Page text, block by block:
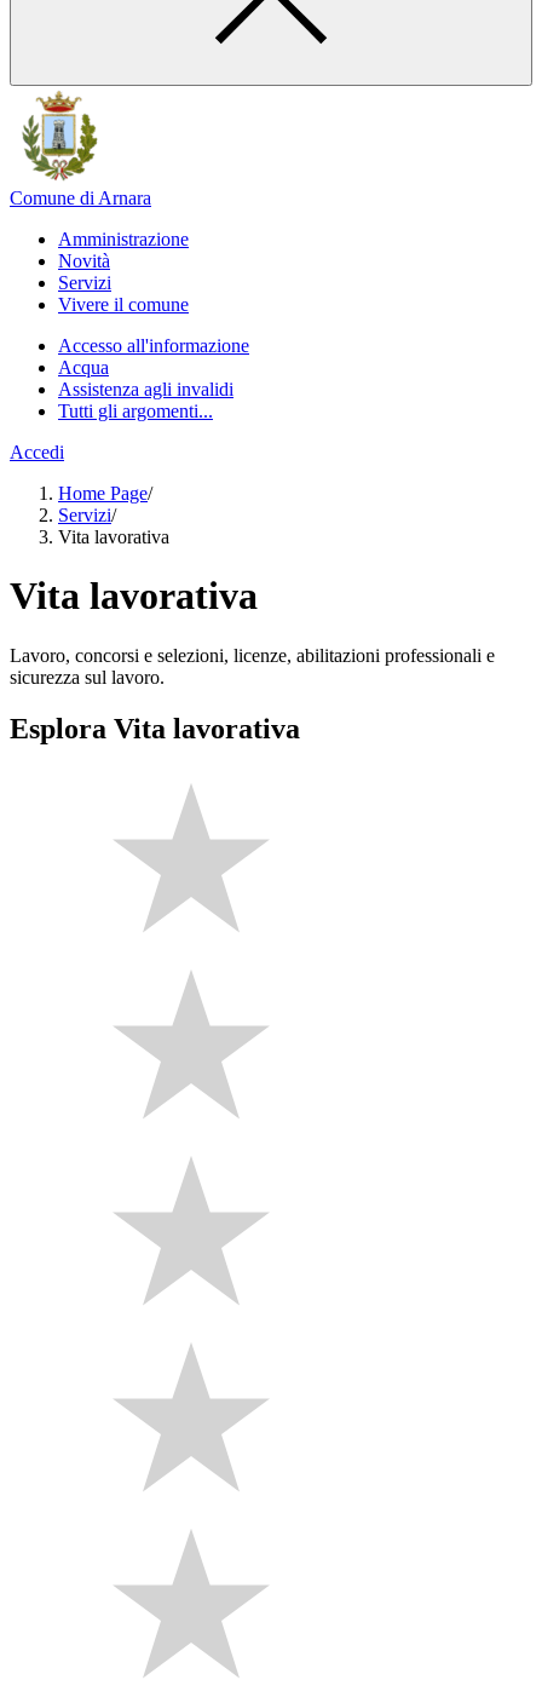
Comune di Arnara
Amministrazione
Novità
Servizi
Vivere il comune
Accesso all'informazione
Acqua
Assistenza agli invalidi
Tutti gli argomenti...
Accedi
Home Page/
Servizi/
Vita lavorativa
Vita lavorativa
Lavoro, concorsi e selezioni, licenze, abilitazioni professionali e
sicurezza sul lavoro.
Esplora Vita lavorativa